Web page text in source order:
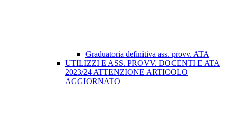
Graduatoria definitiva ass. provv. ATA
UTILIZZI E ASS. PROVV. DOCENTI E ATA
2023/24 ATTENZIONE ARTICOLO
AGGIORNATO